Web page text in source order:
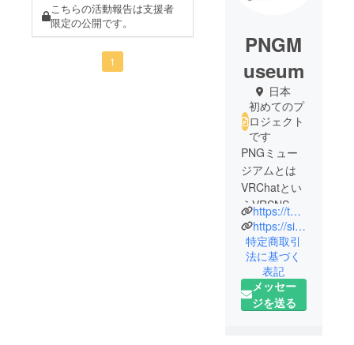
こちらの活動報告は支援者
限定の公開です。
1
PNGM
useum
日本
初めてのプ
ロジェクト
です
PNGミュー
ジアムとは
VRChatとい
うVRSNSで
不定期に開
催される、
VRChatに関
する画像形
式のものな
らなんでも
https://twitter.com/png_museum_vrc
https://sites.google.com/view/pngmuseum
特定商取引
法に基づく
表記
メッセー
ジを送る